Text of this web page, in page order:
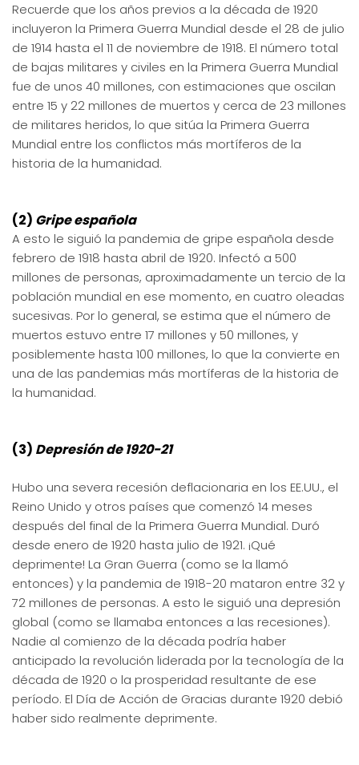
Recuerde que los años previos a la década de 1920
incluyeron la Primera Guerra Mundial desde el 28 de julio
de 1914 hasta el 11 de noviembre de 1918. El número total
de bajas militares y civiles en la Primera Guerra Mundial
fue de unos 40 millones, con estimaciones que oscilan
entre 15 y 22 millones de muertos y cerca de 23 millones
de militares heridos, lo que sitúa la Primera Guerra
Mundial entre los conflictos más mortíferos de la
historia de la humanidad.
(2) Gripe española
A esto le siguió la pandemia de gripe española desde
febrero de 1918 hasta abril de 1920. Infectó a 500
millones de personas, aproximadamente un tercio de la
población mundial en ese momento, en cuatro oleadas
sucesivas. Por lo general, se estima que el número de
muertos estuvo entre 17 millones y 50 millones, y
posiblemente hasta 100 millones, lo que la convierte en
una de las pandemias más mortíferas de la historia de
la humanidad.
(3) Depresión de 1920-21
Hubo una severa recesión deflacionaria en los EE.UU., el
Reino Unido y otros países que comenzó 14 meses
después del final de la Primera Guerra Mundial. Duró
desde enero de 1920 hasta julio de 1921. ¡Qué
deprimente! La Gran Guerra (como se la llamó
entonces) y la pandemia de 1918-20 mataron entre 32 y
72 millones de personas. A esto le siguió una depresión
global (como se llamaba entonces a las recesiones).
Nadie al comienzo de la década podría haber
anticipado la revolución liderada por la tecnología de la
década de 1920 o la prosperidad resultante de ese
período. El Día de Acción de Gracias durante 1920 debió
haber sido realmente deprimente.